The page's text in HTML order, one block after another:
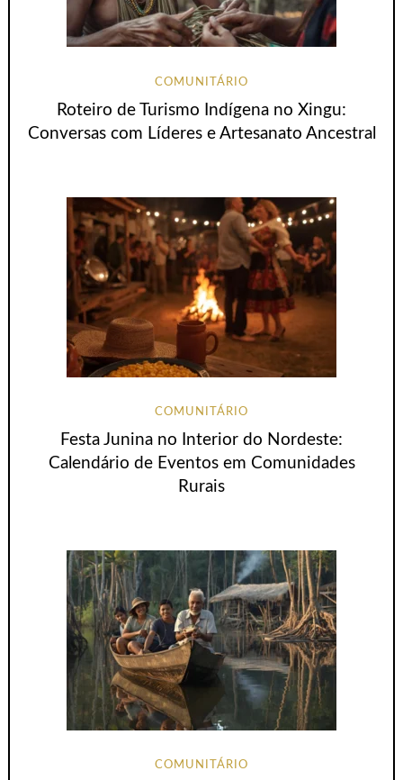
COMUNITÁRIO
Roteiro de Turismo Indígena no Xingu:
Conversas com Líderes e Artesanato Ancestral
COMUNITÁRIO
Festa Junina no Interior do Nordeste:
Calendário de Eventos em Comunidades
Rurais
COMUNITÁRIO